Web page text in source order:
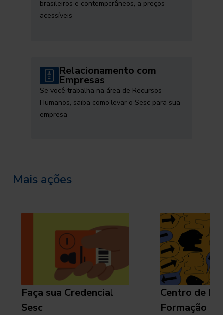
brasileiros e contemporâneos, a preços
acessíveis
Relacionamento com
Empresas
Se você trabalha na área de Recursos
Humanos, saiba como levar o Sesc para sua
empresa
Mais ações
Faça sua Credencial
Sesc
Centro de
Formação